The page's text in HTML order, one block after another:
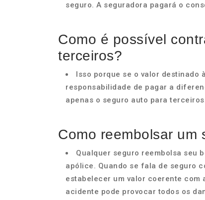
seguro. A seguradora pagará o
Como é possível
terceiros?
Isso porque se o valor
responsabilidade de pagar a
apenas o seguro auto para
Como reembolsar um
Qualquer seguro reembolsa seu
apólice. Quando se fala de seguro
estabelecer um valor coerente com
acidente pode provocar todos os